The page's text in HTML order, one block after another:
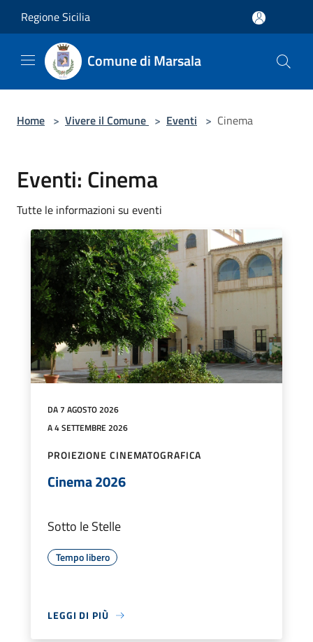
Regione Sicilia
Comune di Marsala
Home > Vivere il Comune > Eventi > Cinema
Eventi: Cinema
Tutte le informazioni su eventi
DA 7 AGOSTO 2026
A 4 SETTEMBRE 2026
PROIEZIONE CINEMATOGRAFICA
Cinema 2026
Sotto le Stelle
Tempo libero
LEGGI DI PIÙ